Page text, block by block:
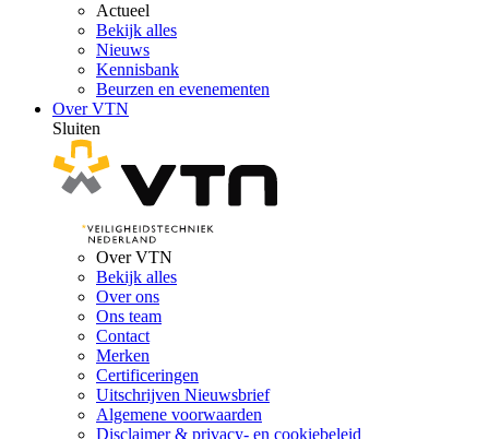
Actueel
Bekijk alles
Nieuws
Kennisbank
Beurzen en evenementen
Over VTN
Sluiten
Over VTN
Bekijk alles
Over ons
Ons team
Contact
Merken
Certificeringen
Uitschrijven Nieuwsbrief
Algemene voorwaarden
Disclaimer & privacy- en cookiebeleid